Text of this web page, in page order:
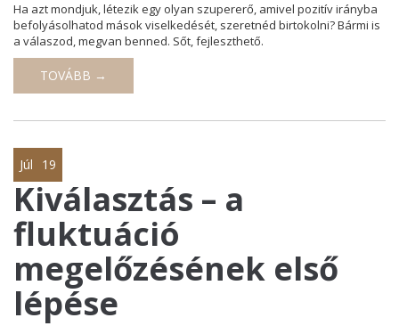
Ha azt mondjuk, létezik egy olyan szupererő, amivel pozitív irányba
befolyásolhatod mások viselkedését, szeretnéd birtokolni? Bármi is
a válaszod, megvan benned. Sőt, fejleszthető.
TOVÁBB →
Júl 19
Kiválasztás – a
fluktuáció
megelőzésének első
lépése